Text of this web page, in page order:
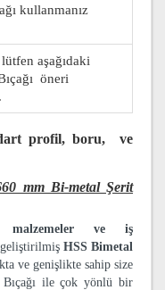
kullanmanız
aşağıdaki
öneri
profil, boru, ve
mm Bi-metal Şerit
malzemeler ve iş
HSS Bimetal
ve genişlikte sahip size
Bıçağı ile çok yönlü bir